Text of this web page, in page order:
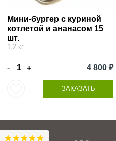
Мини-бургер с куриной
котлетой и ананасом 15
шт.
1,2 кг
- + 4 800 ₽
ЗАКАЗАТЬ